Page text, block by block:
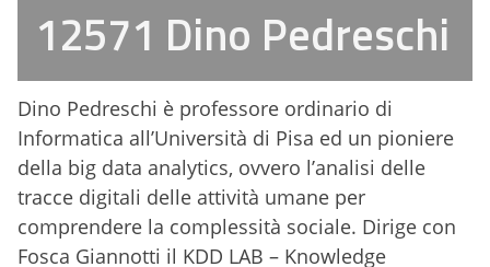
12571 Dino Pedreschi
Dino Pedreschi è professore ordinario di
Informatica all’Università di Pisa ed un pioniere
della big data analytics, ovvero l’analisi delle
tracce digitali delle attività umane per
comprendere la complessità sociale. Dirige con
Fosca Giannotti il KDD LAB – Knowledge